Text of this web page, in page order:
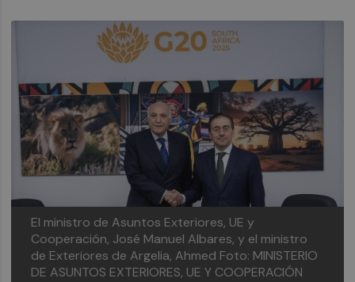
El ministro de Asuntos Exteriores, UE y
Cooperación, José Manuel Albares, y el ministro
de Exteriores de Argelia, Ahmed Foto: MINISTERIO
DE ASUNTOS EXTERIORES, UE Y COOPERACIÓN